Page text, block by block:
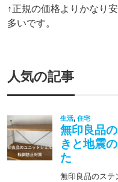
↑正規の価格よりかなり
多いです。
人気の記事